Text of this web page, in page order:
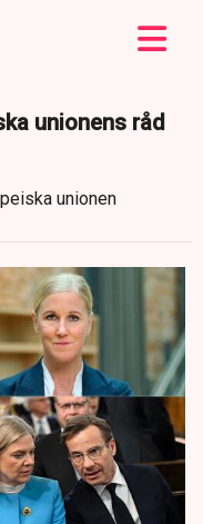
unionens råd
unionen